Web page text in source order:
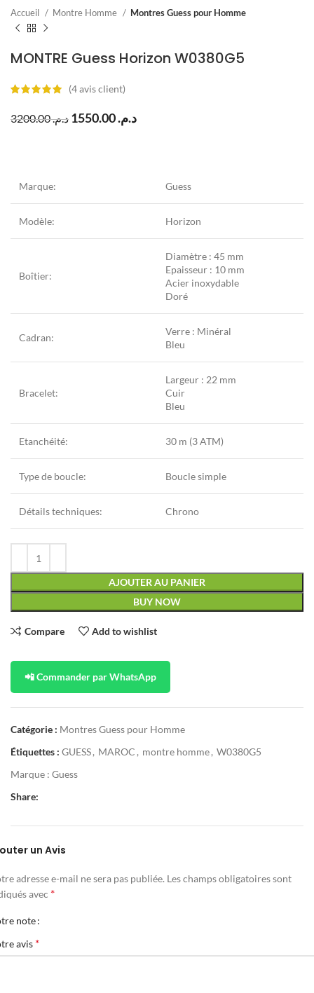
Accueil Montre Homme Montres Guess pour Homme
MONTRE Guess Horizon W0380G5
(4avis client)
د.م.3200.00 د.م.
Marque: Guess
Modèle: Horizon
Boîtier:
Diamètre : 45 mm
Epaisseur : 10 mm
Acier inoxydable
Doré
Cadran:
Verre : Minéral
Bleu
Bracelet:
Largeur : 22 mm
Cuir
Bleu
Etanchéité: 30 m (3 ATM)
Type de boucle: Boucle simple
Détails techniques: Chrono
AJOUTER AU PANIER
BUY NOW
Compare Add to wishlist
📲 Commander par WhatsApp
Catégorie : Montres Guess pour Homme
Étiquettes : GUESS, MAROC , montre homme, W0380G5
Marque : Guess
Share:
un Avis
adresse e-mail ne sera pas publiée. Les champs obligatoires sont
avec *
note
avis *